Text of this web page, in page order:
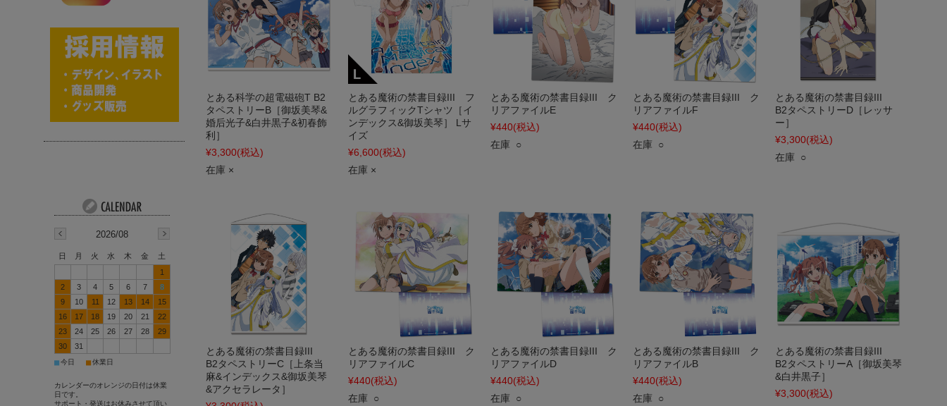
とある科学の超電磁砲T B2
タペストリーB［御坂美琴&
婚后光子&白井黒子&初春飾
利］
¥3,300(税込)
在庫 ×
とある魔術の禁書目録III フ
ルグラフィックTシャツ［イ
ンデックス&御坂美琴］ Lサ
イズ
¥6,600(税込)
在庫 ×
とある魔術の禁書目録III ク
リアファイルE
¥440(税込)
在庫 ○
とある魔術の禁書目録III ク
リアファイルF
¥440(税込)
在庫 ○
とある魔術の禁書目録III
B2タペストリーD［レッサ
ー］
¥3,300(税込)
在庫 ○
とある魔術の禁書目録III
B2タペストリーC［上条当
麻&インデックス&御坂美琴
&アクセラレータ］
とある魔術の禁書目録III ク
リアファイルC
¥440(税込)
在庫 ○
とある魔術の禁書目録III ク
リアファイルD
¥440(税込)
在庫 ○
とある魔術の禁書目録III ク
リアファイルB
¥440(税込)
在庫 ○
とある魔術の禁書目録III
B2タペストリーA［御坂美琴
&白井黒子］
¥3,300(税込)
2026/08
日 月 火 水 木 金
土
1
2
3 4 5 6 7
8
9
10 11 12 13 14
15
16
17 18 19 20 21
22
23
24 25 26 27 28
29
30
31
■今日 ■休業日
カレンダーのオレンジの日付は休業
日です。
サポート・発送はお休みさせて頂い